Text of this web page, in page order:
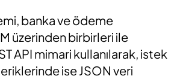
banka ve ödeme
üzerinden birbirleri ile
API mimari kullanılarak, istek
ise JSON veri